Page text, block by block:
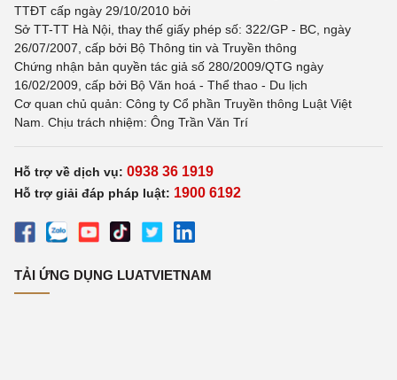
TTĐT cấp ngày 29/10/2010 bởi
Sở TT-TT Hà Nội, thay thế giấy phép số: 322/GP - BC, ngày
26/07/2007, cấp bởi Bộ Thông tin và Truyền thông
Chứng nhận bản quyền tác giả số 280/2009/QTG ngày
16/02/2009, cấp bởi Bộ Văn hoá - Thể thao - Du lịch
Cơ quan chủ quản: Công ty Cổ phần Truyền thông Luật Việt
Nam. Chịu trách nhiệm: Ông Trần Văn Trí
Hỗ trợ về dịch vụ: 0938 36 1919
Hỗ trợ giải đáp pháp luật: 1900 6192
TẢI ỨNG DỤNG LUATVIETNAM